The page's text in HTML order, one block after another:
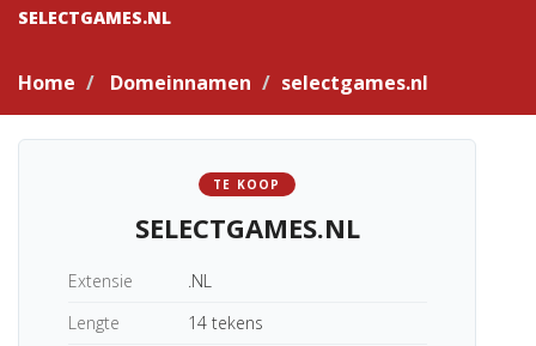
a
t
SELECTGAMES.NL
Home Domeinnamen selectgames.nl
TE KOOP
SELECTGAMES.NL
Extensie
.NL
Lengte
14 tekens